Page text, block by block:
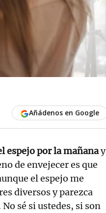
Añádenos en Google
espejo por la mañanay
de envejecer es que
el espejo me
diversos y parezca
sé si ustedes, si son